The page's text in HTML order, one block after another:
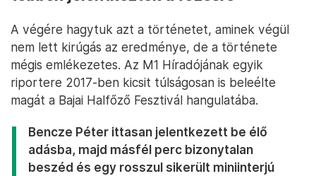
A végére hagytuk azt a történetet, aminek végül
nem lett kirúgás az eredménye, de a története
mégis emlékezetes. Az M1 Híradójának egyik
riportere 2017-ben kicsit túlságosan is beleélte
magát a Bajai Halfőző Fesztivál hangulatába.
Bencze Péter ittasan jelentkezett be élő
adásba, majd másfél perc bizonytalan
beszéd és egy rosszul sikerült miniinterjú